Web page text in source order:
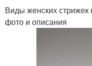
Виды женских
фото и описания